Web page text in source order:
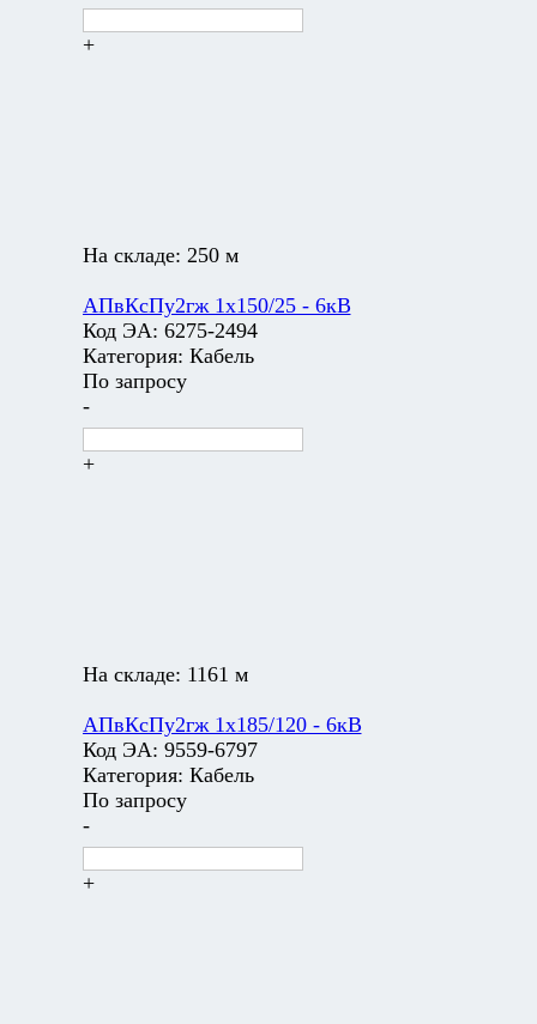
+
На складе: 250 м
АПвКсПу2гж 1х150/25 - 6кВ
Код ЭА: 6275-2494
Категория: Кабель
По запросу
-
+
На складе: 1161 м
АПвКсПу2гж 1х185/120 - 6кВ
Код ЭА: 9559-6797
Категория: Кабель
По запросу
-
+